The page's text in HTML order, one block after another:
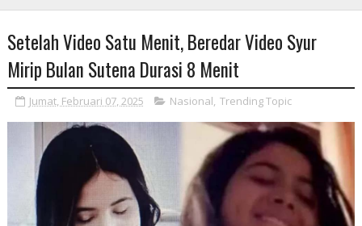
Setelah Video Satu Menit, Beredar Video Syur
Mirip Bulan Sutena Durasi 8 Menit
Jumat, Februari 07, 2025 Nasional, Trending Topic